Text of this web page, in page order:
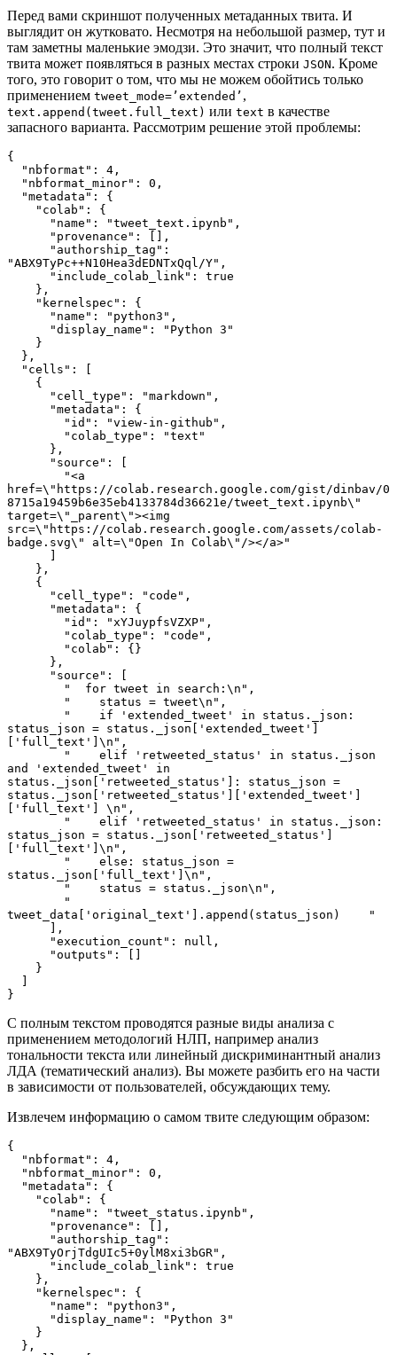
Перед вами скриншот полученных метаданных твита. И
выглядит он жутковато. Несмотря на небольшой размер, тут и
там заметны маленькие эмодзи. Это значит, что полный текст
твита может появляться в разных местах строки JSON. Кроме
того, это говорит о том, что мы не можем обойтись только
применением tweet_mode=’extended’ ,
text.append(tweet.full_text) или text в качестве
запасного варианта. Рассмотрим решение этой проблемы:
{
  "nbformat": 4,
  "nbformat_minor": 0,
  "metadata": {
    "colab": {
      "name": "tweet_text.ipynb",
      "provenance": [],
"ABX9TyPc++N10Hea3dEDNTxQql/Y",
      "include_colab_link": true
    },
    "kernelspec": {
      "name": "python3",
      "display_name": "Python 3"
    }
  },
  "cells": [
    {
      "cell_type": "markdown",
      "metadata": {
        "id": "view-in-github",
        "colab_type": "text"
      },
      "source": [
href=\"https://colab.research.google.com/gist/dinbav/0
8715a19459b6e35eb4133784d36621e/tweet_text.ipynb\"
target=\"_parent\"><img
src=\"https://colab.research.google.com/assets/colab-
badge.svg\" alt=\"Open In Colab\"/></a>"
    },
    {
      "cell_type": "code",
      "metadata": {
        "id": "xYJuypfsVZXP",
        "colab_type": "code",
        "colab": {}
      },
      "source": [
        "  for tweet in search:\n",
        "    status = tweet\n",
status_json = status._json['extended_tweet']
['full_text']\n",
and 'extended_tweet' in
status._json['retweeted_status']: status_json =
status._json['retweeted_status']['extended_tweet']
['full_text'] \n",
status_json = status._json['retweeted_status']
['full_text']\n",
status._json['full_text']\n",
        "    status = status._json\n",
tweet_data['original_text'].append(status_json)    "
      ],
      "execution_count": null,
      "outputs": []
    }
}
С полным текстом проводятся разные виды анализа с
применением методологий НЛП, например анализ
тональности текста или линейный дискриминантный анализ
ЛДА (тематический анализ). Вы можете разбить его на части
в зависимости от пользователей, обсуждающих тему.
Извлечем информацию о самом твите следующим образом:
{
  "nbformat": 4,
  "nbformat_minor": 0,
  "metadata": {
    "colab": {
      "name": "tweet_status.ipynb",
      "provenance": [],
"ABX9TyOrjTdgUIc5+0ylM8xi3bGR",
      "include_colab_link": true
    },
    "kernelspec": {
      "name": "python3",
      "display_name": "Python 3"
    }
  },